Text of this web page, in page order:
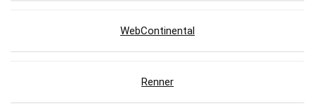
WebContinental
Renner